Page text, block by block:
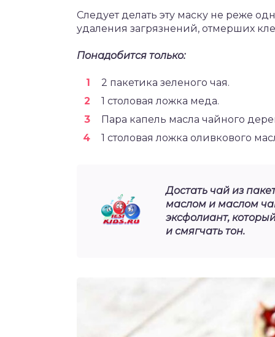
Следует делать эту маску не реже
удаления загрязнений, отмерших
Понадобится только:
2 пакетика зеленого чая.
1 столовая ложка меда.
Пара капель масла чайного
1 столовая ложка оливкового
Достать чай из
маслом и маслом
эксфолиант,
и смягчать тон.